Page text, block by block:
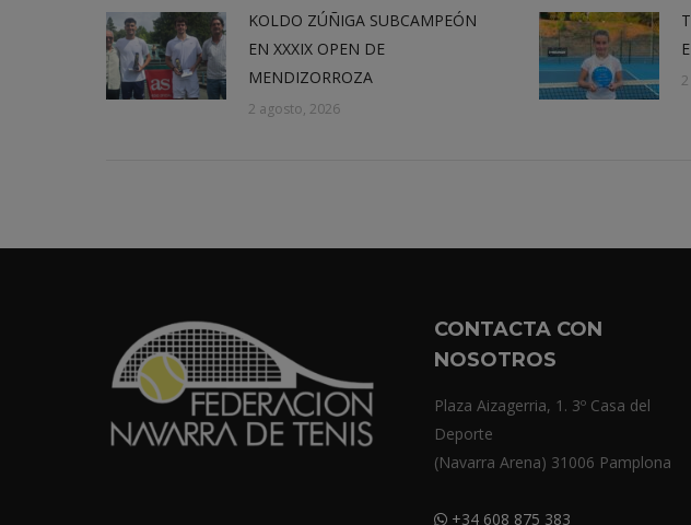
KOLDO ZÚÑIGA SUBCAMPEÓN
EN XXXIX OPEN DE
MENDIZORROZA
2 agosto, 2026
CONTACTA CON
NOSOTROS
Plaza Aizagerria, 1. 3º Casa del
Deporte
(Navarra Arena) 31006 Pamplona
+34 608 875 383